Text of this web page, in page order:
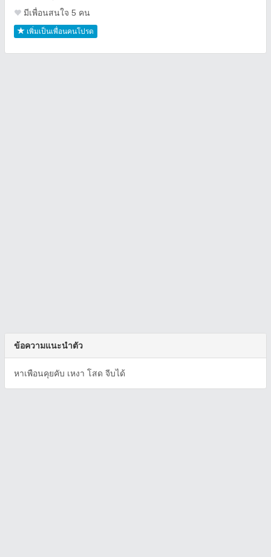
มีเพื่อนสนใจ 5 คน
เพิ่มเป็นเพื่อนคนโปรด
ข้อความแนะนำตัว
หาเพือนคุยคับ เหงา โสด จีบได้